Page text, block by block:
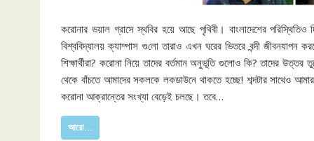
করোনার ভয়াল গ্রাসে স্থবির হয়ে আছে পৃথিবী। বাংলাদেশের
বিশ্ববিদ্যালয় ক্যাম্পাস গু‌লো তারাও এখন ঘরের ভিতরে বন্দী
শিক্ষার্থীরা? করোনা নিয়ে তাদের বর্তমান অনুভূতি গুলোও কি? তাদের
থেকে বাঁচতে আমাদের সকলকে লকডাউনে থাকতে হচ্ছে! শব্দটার সাথেও
করোনা আক্রান্তের সংখ্যা বেড়েই চলছে। তবে…
আরো...